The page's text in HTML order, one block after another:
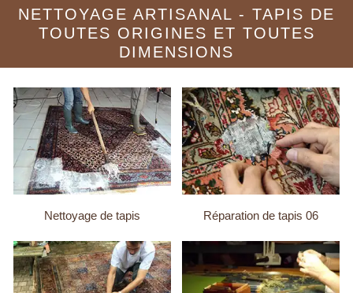
NETTOYAGE ARTISANAL - TAPIS DE
TOUTES ORIGINES ET TOUTES
DIMENSIONS
Nettoyage de tapis Réparation de tapis 06